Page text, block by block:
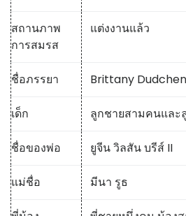
สถานภาพ
การสมรส
แต่งงานแล้ว
ชื่อภรรยา Brittany
เด็ก ลูกชายสามคนและ
ชื่อของพ่อ ยูจีน วิลสัน บรีส์ II
แม่ชื่อ มีนา รูธ